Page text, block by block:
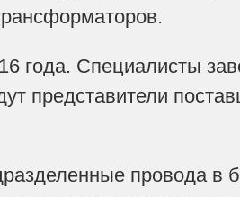
года. Специалисты
представители
провода в